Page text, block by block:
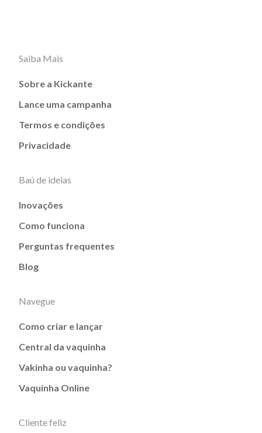
Saiba Mais
Sobre a Kickante
Lance uma campanha
Termos e condições
Privacidade
Baú de ideias
Inovações
Como funciona
Perguntas frequentes
Blog
Navegue
Como criar e lançar
Central da vaquinha
Vakinha ou vaquinha?
Vaquinha Online
Cliente feliz